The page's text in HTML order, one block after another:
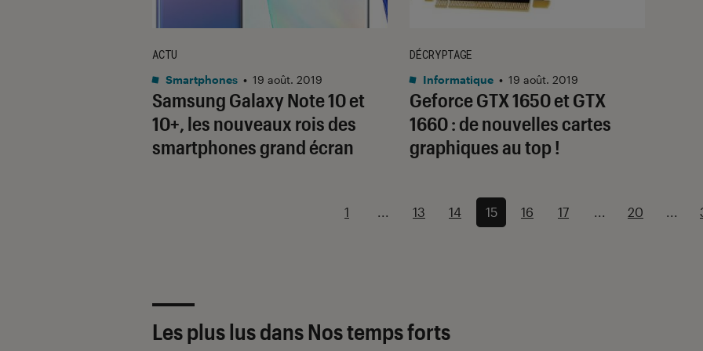
Samsung Galaxy Note 10 et
10+, les nouveaux rois des
smartphones grand écran
ACTU
Smartphones • 19 août. 2019
Geforce GTX 1650 et GTX
1660 : de nouvelles cartes
graphiques au top !
DÉCRYPTAGE
Informatique • 19 août. 2019
1 ... 13 14 15 16 17 ... 20 ...
Les plus lus dans Nos temps forts